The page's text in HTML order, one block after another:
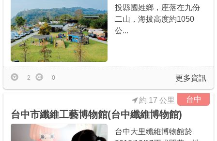
投縣國姓鄉，座落在九份
二山，海拔高度約1050
公...
更多資訊
2 0
台中
台中市纖維工藝博物館(台中纖維博物館)
約 17 公里
台中大里纖維博物館於